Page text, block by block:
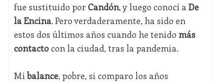
fue sustituido por Candón, y luego conocí a De
la Encina. Pero verdaderamente, ha sido en
estos dos últimos años cuando he tenido más
contactocon la ciudad, tras la pandemia.
Mibalance, pobre, si comparo los años